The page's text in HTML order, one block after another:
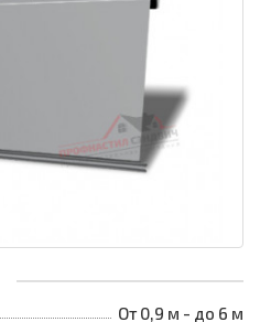
От 0,9 м - до 6 м